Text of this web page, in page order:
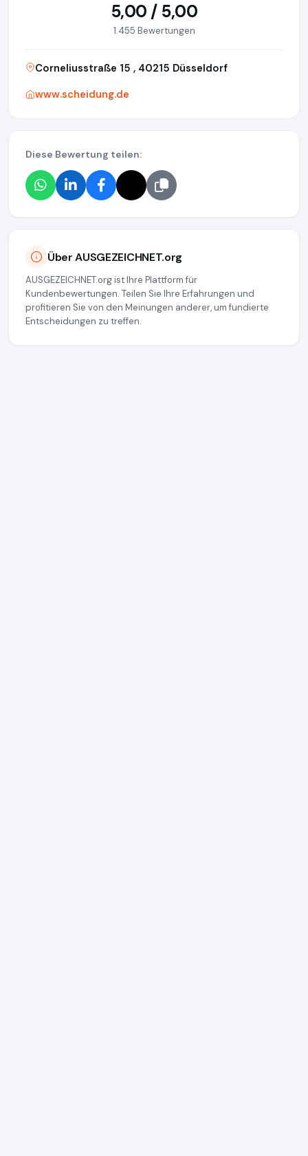
5,00 / 5,00
1.455 Bewertungen
Corneliusstraße 15 , 40215 Düsseldorf
www.scheidung.de
Diese Bewertung teilen:
Über AUSGEZEICHNET.org
AUSGEZEICHNET.org ist Ihre Plattform für
Kundenbewertungen. Teilen Sie Ihre Erfahrungen und
profitieren Sie von den Meinungen anderer, um fundierte
Entscheidungen zu treffen.